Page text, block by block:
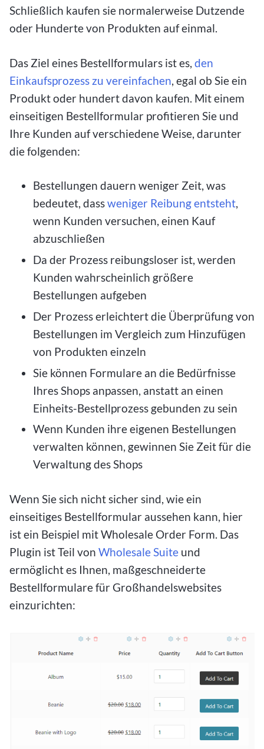
Schließlich kaufen sie normalerweise Dutzende
oder Hunderte von Produkten auf einmal.
Das Ziel eines Bestellformulars ist es, den
Einkaufsprozess zu vereinfachen , egal ob Sie ein
Produkt oder hundert davon kaufen. Mit einem
einseitigen Bestellformular profitieren Sie und
Ihre Kunden auf verschiedene Weise, darunter
die folgenden:
Bestellungen dauern weniger Zeit, was
bedeutet, dassweniger Reibung entsteht,
wenn Kunden versuchen, einen Kauf
abzuschließen
Da der Prozess reibungsloser ist, werden
Kunden wahrscheinlich größere
Bestellungen aufgeben
Der Prozess erleichtert die Überprüfung von
Bestellungen im Vergleich zum Hinzufügen
von Produkten einzeln
Sie können Formulare an die Bedürfnisse
Ihres Shops anpassen, anstatt an einen
Einheits-Bestellprozess gebunden zu sein
Wenn Kunden ihre eigenen Bestellungen
verwalten können, gewinnen Sie Zeit für die
Verwaltung des Shops
Wenn Sie sich nicht sicher sind, wie ein
einseitiges Bestellformular aussehen kann, hier
ist ein Beispiel mit Wholesale Order Form. Das
Plugin ist Teil von Wholesale Suite und
ermöglicht es Ihnen, maßgeschneiderte
Bestellformulare für Großhandelswebsites
einzurichten: